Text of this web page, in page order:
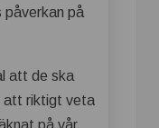
påverkan på
att de ska
att riktigt veta
på vår